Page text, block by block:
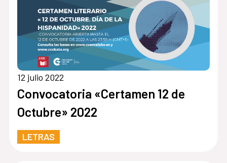
12 julio 2022
Convocatoria «Certamen 12 de
Octubre» 2022
LETRAS